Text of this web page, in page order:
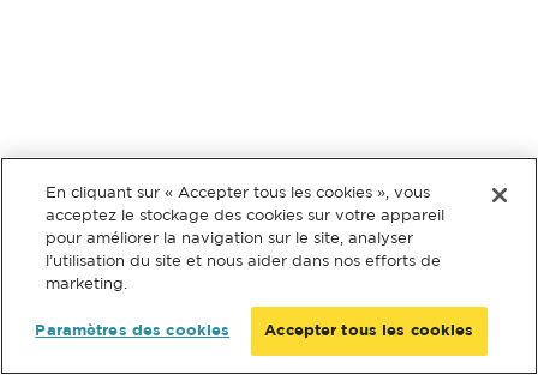
En cliquant sur « Accepter tous les cookies », vous
acceptez le stockage des cookies sur votre appareil
pour améliorer la navigation sur le site, analyser
l’utilisation du site et nous aider dans nos efforts de
marketing.
Paramètres des cookies Accepter tous les cookies